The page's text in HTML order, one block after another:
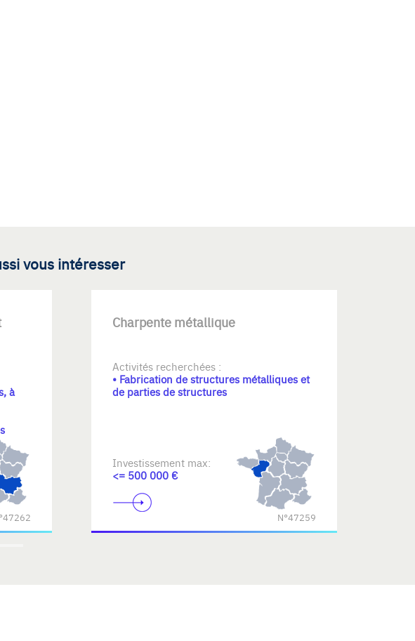
vous intéresser
à
Charpente métallique
Activités recherchées :
• Fabrication de structures métalliques et
de parties de structures
Investissement max:
<= 500 000 €
N°47259